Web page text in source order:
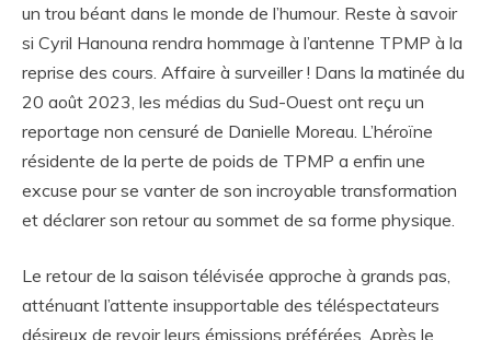
un trou béant dans le monde de l’humour. Reste à savoir
si Cyril Hanouna rendra hommage à l’antenne TPMP à la
reprise des cours. Affaire à surveiller ! Dans la matinée du
20 août 2023, les médias du Sud-Ouest ont reçu un
reportage non censuré de Danielle Moreau. L’héroïne
résidente de la perte de poids de TPMP a enfin une
excuse pour se vanter de son incroyable transformation
et déclarer son retour au sommet de sa forme physique.
Le retour de la saison télévisée approche à grands pas,
atténuant l’attente insupportable des téléspectateurs
désireux de revoir leurs émissions préférées. Après le